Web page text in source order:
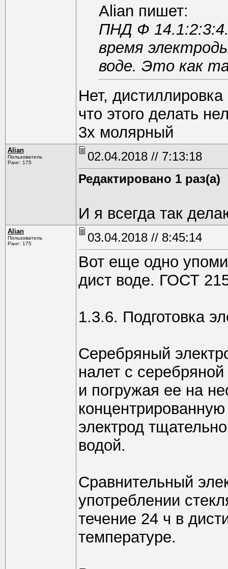
Alian пишет:
ПНД Ф
время
воде. Это как
Нет,
что этого делать
3х молярный
Alian
Пользователь
Ранг: 175
02.04.2018 // 7:13:18
Редактировано 1 раз(а)
И я всегда так
Alian
Пользователь
Ранг: 175
03.04.2018 // 8:45:14
Вот еще одно
дист воде. ГОСТ
1.3.6. Подготовка
Серебряный
налет с
и погружая ее на
электрод
водой.
Сравнительный
употреблении
течение 24 ч в
температуре.